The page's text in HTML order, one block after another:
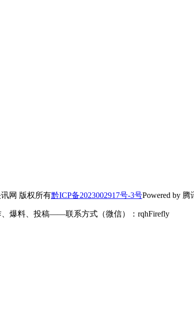
网 版权所有黔ICP备2023002917号-3号Powered by 腾
、爆料、投稿——联系方式（微信）：rqhFirefly